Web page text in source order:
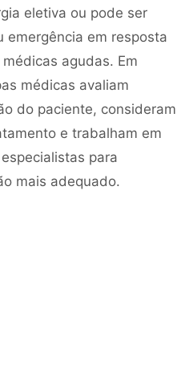
eletiva ou pode ser
emergência em resposta
agudas. Em
médicas avaliam
do paciente, consideram
e trabalham em
para
mais adequado.